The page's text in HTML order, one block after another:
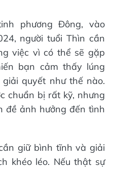
phương Đông, vào
người tuổi Thìn cần
việc vì có thể sẽ gặp
bạn cảm thấy lúng
quyết như thế nào.
chuẩn bị rất kỹ, nhưng
đề ảnh hưởng đến tình
giữ bình tĩnh và giải
khéo léo. Nếu thật sự